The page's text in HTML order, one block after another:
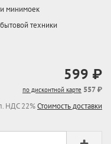
минимоек
техники
599 ₽
по дисконтной карте 557 ₽
НДС 22%Стоимость доставки